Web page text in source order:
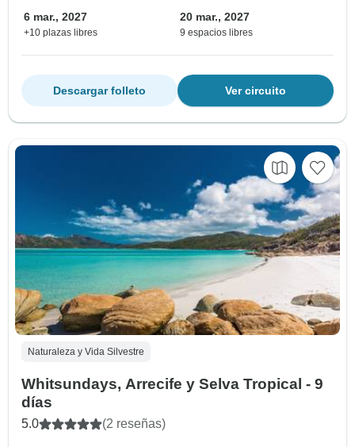
6 mar., 2027
+10 plazas libres
20 mar., 2027
9 espacios libres
Ver circuito
Descargar folleto
Naturaleza y Vida Silvestre
Whitsundays, Arrecife y Selva Tropical - 9
días
5.0 (2 reseñas)